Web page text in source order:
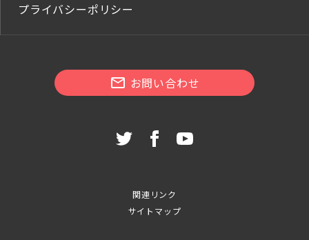
プライバシーポリシー
お問い合わせ
関連リンク
サイトマップ